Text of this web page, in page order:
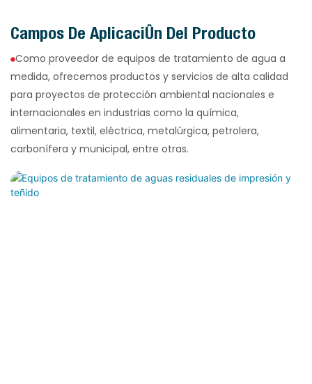
Campos De Aplicación Del Producto
Como proveedor de equipos de tratamiento de agua a
medida, ofrecemos productos y servicios de alta calidad
para proyectos de protección ambiental nacionales e
internacionales en industrias como la química,
alimentaria, textil, eléctrica, metalúrgica, petrolera,
carbonífera y municipal, entre otras.